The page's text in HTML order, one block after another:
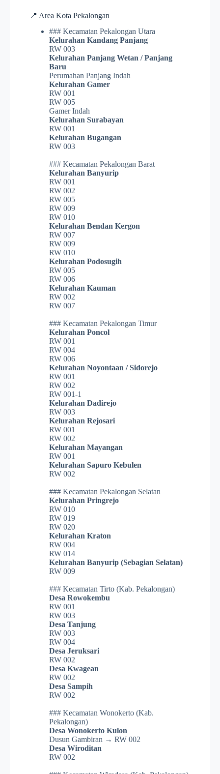
📍 Area Kota Pekalongan
### Kecamatan Pekalongan Utara
Kelurahan Kandang Panjang
RW 003
Kelurahan Panjang Wetan / Panjang
Baru
Perumahan Panjang Indah
Kelurahan Gamer
RW 001
RW 005
Gamer Indah
Kelurahan Surabayan
RW 001
Kelurahan Bugangan
RW 003
### Kecamatan Pekalongan Barat
Kelurahan Banyurip
RW 001
RW 002
RW 005
RW 009
RW 010
Kelurahan Bendan Kergon
RW 007
RW 009
RW 010
Kelurahan Podosugih
RW 005
RW 006
Kelurahan Kauman
RW 002
RW 007
### Kecamatan Pekalongan Timur
Kelurahan Poncol
RW 001
RW 004
RW 006
Kelurahan Noyontaan / Sidorejo
RW 001
RW 002
RW 001-1
Kelurahan Dadirejo
RW 003
Kelurahan Rejosari
RW 001
RW 002
Kelurahan Mayangan
RW 001
Kelurahan Sapuro Kebulen
RW 002
### Kecamatan Pekalongan Selatan
Kelurahan Pringrejo
RW 010
RW 019
RW 020
Kelurahan Kraton
RW 004
RW 014
Kelurahan Banyurip (Sebagian Selatan)
RW 009
### Kecamatan Tirto (Kab. Pekalongan)
Desa Rowokembu
RW 001
RW 003
Desa Tanjung
RW 003
RW 004
Desa Jeruksari
RW 002
Desa Kwagean
RW 002
Desa Sampih
RW 002
### Kecamatan Wonokerto (Kab.
Pekalongan)
Desa Wonokerto Kulon
Dusun Gambiran → RW 002
Desa Wiroditan
RW 002